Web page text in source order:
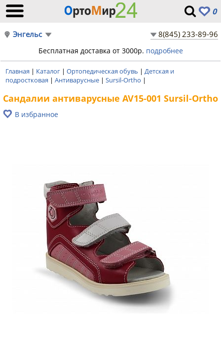
0
Энгельс 8(845) 233-89-96
Бесплатная доставка от 3000р. подробнее
Главная | Каталог | Ортопедическая обувь | Детская и
подростковая | Антиварусные | Sursil-Ortho |
Сандалии антиварусные AV15-001 Sursil-Ortho
В избранное